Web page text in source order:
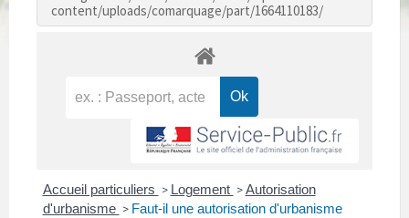
content/uploads/comarquage/part/1664110183/
Accueil particuliers > Logement > Autorisation
d'urbanisme > Faut-il une autorisation d'urbanisme